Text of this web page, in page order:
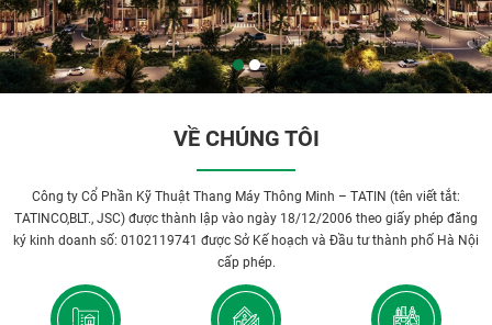
VỀ CHÚNG TÔI
Công ty Cổ Phần Kỹ Thuật Thang Máy Thông Minh – TATIN (tên viết tắt:
TATINCO,BLT., JSC) được thành lập vào ngày 18/12/2006 theo giấy phép đăng
ký kinh doanh số: 0102119741 được Sở Kế hoạch và Đầu tư thành phố Hà Nội
cấp phép.